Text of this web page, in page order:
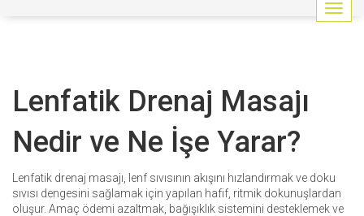
G
e
/
k
Lenfatik Drenaj Masajı
Nedir ve Ne İşe Yarar?
Lenfatik drenaj masajı, lenf sıvısının akışını hızlandırmak ve doku
sıvısı dengesini sağlamak için yapılan hafif, ritmik dokunuşlardan
oluşur. Amaç ödemi azaltmak, bağışıklık sistemini desteklemek ve